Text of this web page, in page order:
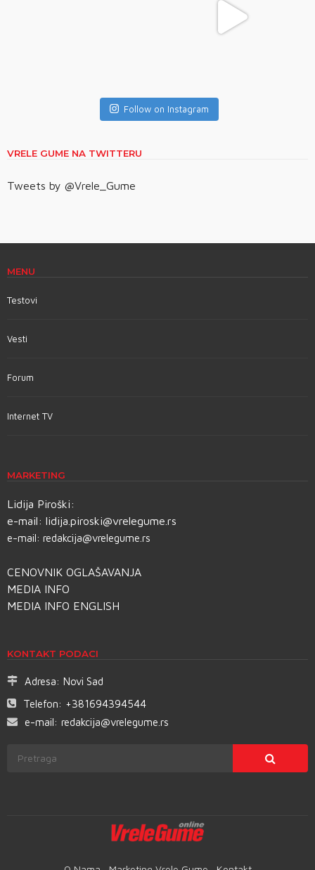
Follow on Instagram
VRELE GUME NA TWITTERU
Tweets by @Vrele_Gume
MENU
Testovi
Vesti
Forum
Internet TV
MARKETING
Lidija Piroški:
e-mail: lidija.piroski@vrelegume.rs
e-mail: redakcija@vrelegume.rs
CENOVNIK OGLAŠAVANJA
MEDIA INFO
MEDIA INFO ENGLISH
KONTAKT PODACI
Adresa: Novi Sad
Telefon: +381694394544
e-mail: redakcija@vrelegume.rs